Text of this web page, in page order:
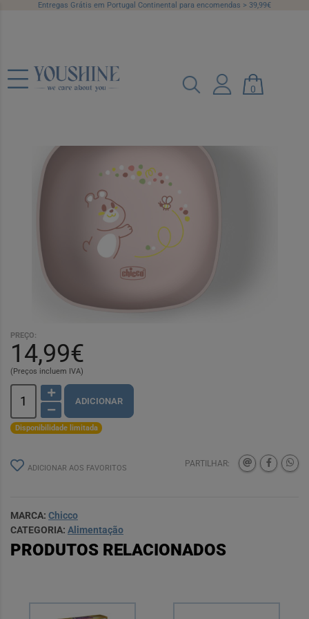
Entregas Grátis em Portugal Continental para encomendas > 39,99€
0
Chicco Tigela com Tampa Rosa +6
PREÇO:
14,99€
(Preços incluem IVA)
ADICIONAR
Disponibilidade limitada
ADICIONAR AOS FAVORITOS PARTILHAR:
MARCA: Chicco
CATEGORIA: Alimentação
PRODUTOS RELACIONADOS